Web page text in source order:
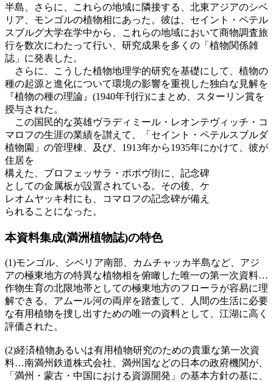
半島、さらに、これらの地域に隣接する、北東アジアのシベ
リア、モンゴルの植物相にあった。彼は、セイント・ペテル
スブルグ大学在学中から、これらの地域において商物調査旅
行を数次にわたって行い、研究成果を多くの「植物関係雑
誌」に発表した。
さらに、こうした植物地理学的研究を基礎にして、植物の
種の起源と進化について環境の影響を重視した独白な見解を
『植物の種の理論』(1940年刊行)にまとめ、スターリン賞を
授与された。
この国民的な英雄ヴラディミール・レオンテヴィッチ・コ
マロフの生涯の業績を讃えて、「セイント・ペテルスブルダ
植物園」の管理棟、及び、1913年から1935年にかけて、彼が
住居を
構えた、ブロフェッサラ・ポポヴ街に、記念碑
としての金属板が設置されている。その後、ケ
レオムヤッキ村にも、コマロフの記念碑が備え
られることになった。
本資料集成(満洲植物誌)の特色
(1)モンゴル、シベリア南部、カムチャッカ半島など、アジ
アの極東地方の特異な植物相を俯瞰した唯一の第一次資料…
作物生育の北限地帯としての極東地方のフローラが容易に理
解できる。アムール河の両岸を踏査して、人間の生活に必要
な有用植物を捜し出すための唯一の資料として、江湖に高く
評価された。
(2)経済植物あるいは有用植物研究のための貴重な第一次資
料…南満州鉄道株式会社、満州国などの日本の政府機関が、
「満州・蒙古・中国における資源開発」の基本方針の基に、